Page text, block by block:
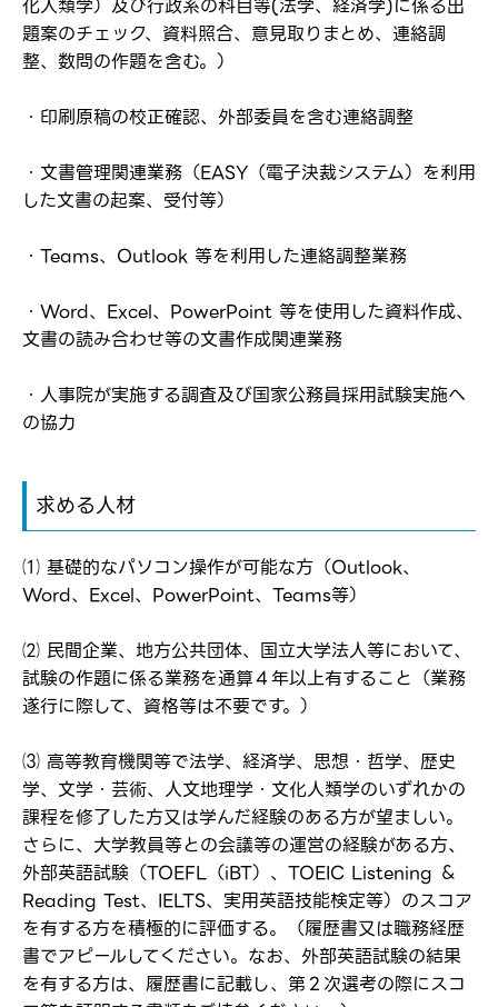
弊社ホームページの求人票をみて
応募完了通知をする
弊社ホームページの求人票をみて
応募し、転職を決めた方
転職報告をする
ログイン
お気に入り登録にはログインが必要です
※パスワードを忘れた方はコチラ
新規会員登録
化人類学）及び行政系の科目等(法学、経済学)に係る出
題案のチェック、資料照合、意見取りまとめ、連絡調
整、数問の作題を含む。）
・印刷原稿の校正確認、外部委員を含む連絡調整
・文書管理関連業務（EASY（電子決裁システム）を利用
した文書の起案、受付等）
・Teams、Outlook 等を利用した連絡調整業務
・Word、Excel、PowerPoint 等を使用した資料作成、
文書の読み合わせ等の文書作成関連業務
・人事院が実施する調査及び国家公務員採用試験実施へ
の協力
求める人材
⑴ 基礎的なパソコン操作が可能な方（Outlook、
Word、Excel、PowerPoint、Teams等）
⑵ 民間企業、地方公共団体、国立大学法人等において、
試験の作題に係る業務を通算４年以上有すること（業務
遂行に際して、資格等は不要です。）
⑶ 高等教育機関等で法学、経済学、思想・哲学、歴史
学、文学・芸術、人文地理学・文化人類学のいずれかの
課程を修了した方又は学んだ経験のある方が望ましい。
さらに、大学教員等との会議等の運営の経験がある方、
外部英語試験（TOEFL（iBT）、TOEIC Listening ＆
Reading Test、IELTS、実用英語技能検定等）のスコア
を有する方を積極的に評価する。（履歴書又は職務経歴
書でアピールしてください。なお、外部英語試験の結果
を有する方は、履歴書に記載し、第２次選考の際にスコ